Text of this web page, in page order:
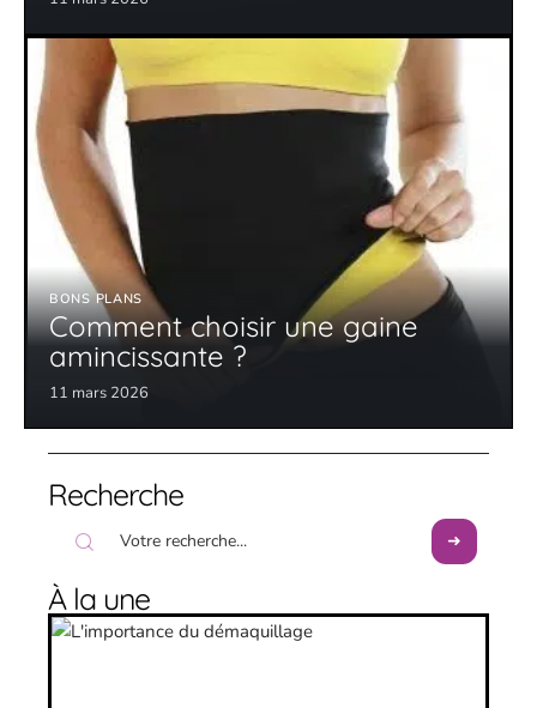
BONS PLANS
Comment choisir une gaine
amincissante ?
11 mars 2026
Recherche
À la une